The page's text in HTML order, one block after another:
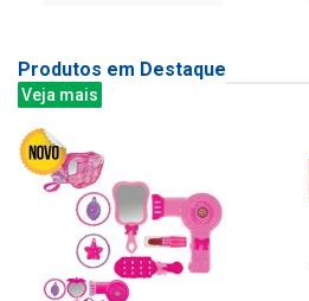
Produtos em Destaque
Veja mais